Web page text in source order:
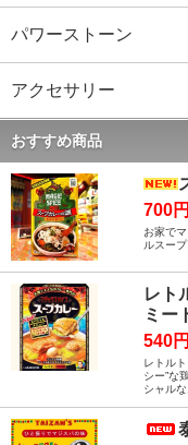
パワーストーン
アクセサリー
おすすめ商品
700
お家で
ルスー
レト
ミー
540
レトル
シー”な
シャル